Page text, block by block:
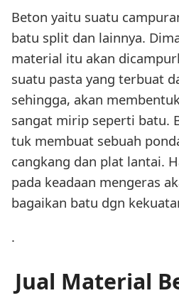
Beton yaitu suatu
batu split dan lainnya.
material itu akan
suatu pasta yang terbuat
sehingga, akan
sangat mirip seperti batu.
tuk membuat sebuah
cangkang dan plat lantai.
pada keadaan mengeras
bagaikan batu dgn
.
Jual Material